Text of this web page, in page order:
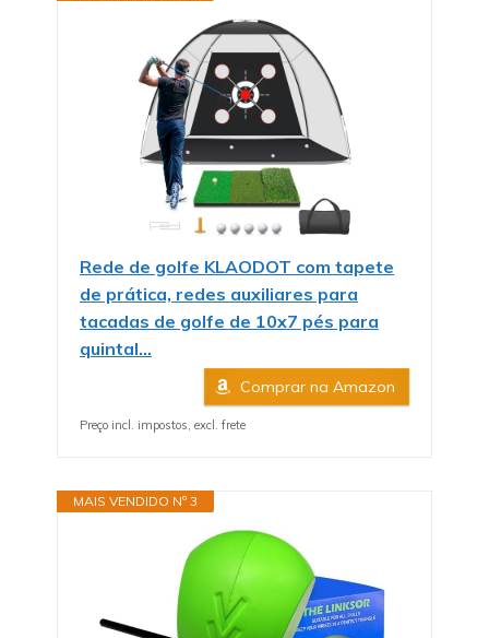
Rede de golfe KLAODOT com tapete
de prática, redes auxiliares para
tacadas de golfe de 10x7 pés para
quintal...
Comprar na Amazon
Preço incl. impostos, excl. frete
MAIS VENDIDO Nº 3